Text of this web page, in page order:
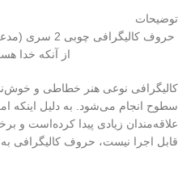
توضیحات
حروف
از آنکه خدا
کالیگرافی نوعی هنر خطاطی و
سطوح انجام می‌شود. به دلیل اینکه
علاقه‌مندان زیادی پیدا کرده‌است و
قابل اجرا نیست، حروف کالیگرافی